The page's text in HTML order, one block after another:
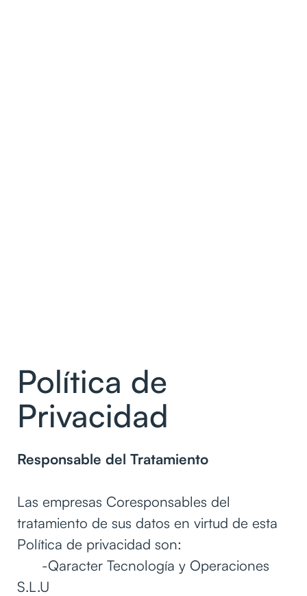
Política de
Privacidad
Responsable del Tratamiento
Las empresas Coresponsables del
tratamiento de sus datos en virtud de esta
Política de privacidad son:
-Qaracter Tecnología y Operaciones
S.L.U